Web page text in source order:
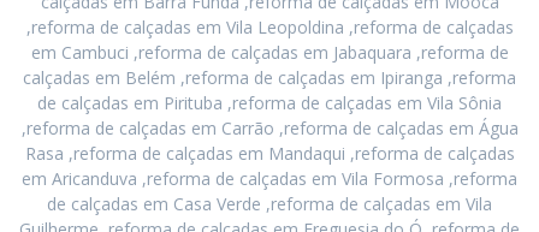
,reforma de calçadas em Vila Leopoldina ,reforma de calçadas
em Cambuci ,reforma de calçadas em Jabaquara ,reforma de
calçadas em Belém ,reforma de calçadas em Ipiranga ,reforma
de calçadas em Pirituba ,reforma de calçadas em Vila Sônia
,reforma de calçadas em Carrão ,reforma de calçadas em Água
Rasa ,reforma de calçadas em Mandaqui ,reforma de calçadas
em Aricanduva ,reforma de calçadas em Vila Formosa ,reforma
de calçadas em Casa Verde ,reforma de calçadas em Vila